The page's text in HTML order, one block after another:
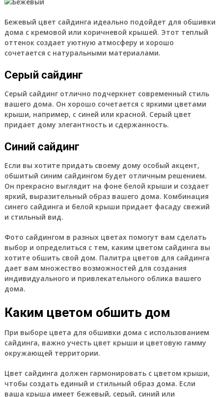
Бежевый цвет сайдинга идеально подойдет для обшивки
дома с кремовой или коричневой крышей. Этот теплый
оттенок создает уютную атмосферу и хорошо
сочетается с натуральными материалами.
Серый сайдинг
Серый сайдинг отлично подчеркнет современный стиль
вашего дома. Он хорошо сочетается с яркими цветами
крыши, например, с синей или красной. Серый цвет
придает дому элегантность и сдержанность.
Синий сайдинг
Если вы хотите придать своему дому особый акцент,
обшитый синим сайдингом будет отличным решением.
Он прекрасно выглядит на фоне белой крыши и создает
яркий, выразительный образ вашего дома. Комбинация
синего сайдинга и белой крыши придает фасаду свежий
и стильный вид.
Фото сайдингом в разных цветах помогут вам сделать
выбор и определиться с тем, каким цветом сайдинга вы
хотите обшить свой дом. Палитра цветов для сайдинга
дает вам множество возможностей для создания
индивидуального и привлекательного облика вашего
дома.
Каким цветом обшить дом
При выборе цвета для обшивки дома с использованием
сайдинга, важно учесть цвет крыши и цветовую гамму
окружающей территории.
Цвет сайдинга должен гармонировать с цветом крыши,
чтобы создать единый и стильный образ дома. Если
ваша крыша имеет бежевый, серый, синий или